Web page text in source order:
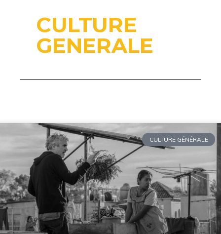
CULTURE
GENERALE
CULTURE GÉNÉRALE